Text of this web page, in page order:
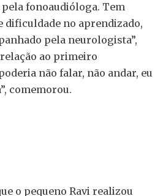
fonoaudióloga. Tem
dificuldade no aprendizado,
pela neurologista”,
relação ao primeiro
não falar, não andar, eu
comemorou.
o pequeno Ravi realizou